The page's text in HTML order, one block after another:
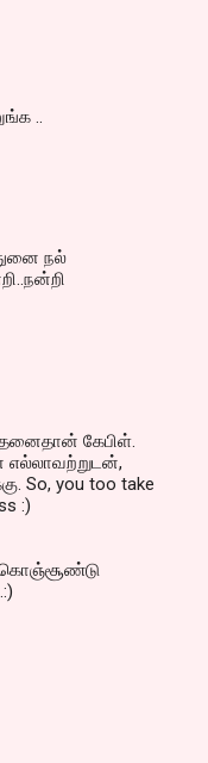
..
நல்
கேபிள்.
So, you too take
:)